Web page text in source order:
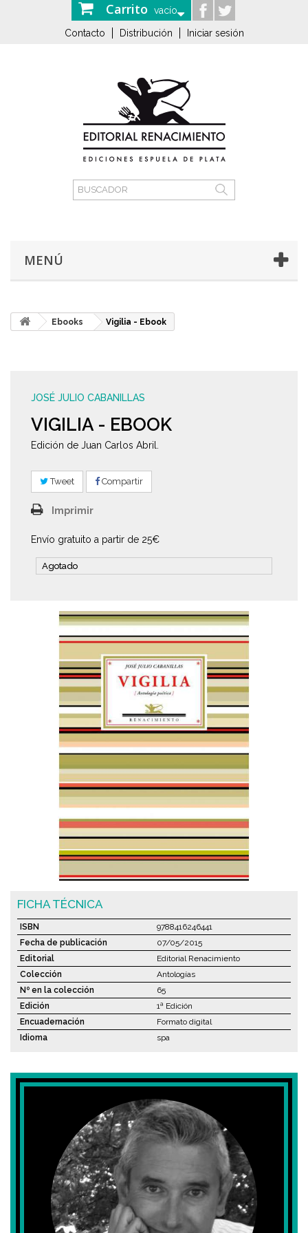
Carrito vacío
Contacto Distribución Iniciar sesión
MENÚ
Ebooks Vigilia - Ebook
JOSÉ JULIO CABANILLAS
VIGILIA - EBOOK
Edición de Juan Carlos Abril.
Tweet Compartir
Imprimir
Envío gratuito a partir de 25€
Agotado
FICHA TÉCNICA
ISBN
9788416246441
Fecha de publicación
07/05/2015
Editorial
Editorial Renacimiento
Colección
Antologías
Nº en la colección
65
Edición
1ª Edición
Encuadernación
Formato digital
Idioma
spa